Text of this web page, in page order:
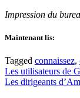
Impression du
Maintenant lis:
Tagged connaissez,
Post
navigation
Les utilisateurs de
Les dirigeants